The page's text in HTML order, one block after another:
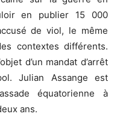
en publier 15 000
de viol, le même
contextes différents.
d’un mandat d’arrêt
Julian Assange est
équatorienne à
ans.